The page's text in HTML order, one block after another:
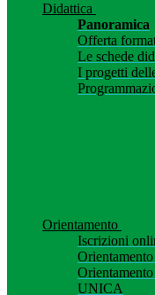
Didattica
Panoramica
Offerta
Le schede
I progetti
Orientamento
Iscrizioni
UNICA